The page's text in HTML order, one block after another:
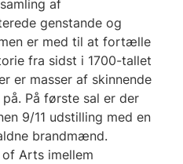
af
genstande og
er med til at fortælle
fra sidst i 1700-tallet
er masser af skinnende
På første sal er der
9/11 udstilling med en
brandmænd.
Arts imellem